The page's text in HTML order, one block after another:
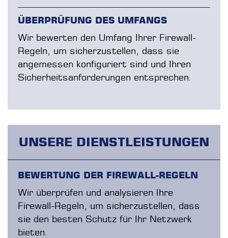
ÜBERPRÜFUNG DES UMFANGS
Wir bewerten den Umfang Ihrer Firewall-
Regeln, um sicherzustellen, dass sie
angemessen konfiguriert sind und Ihren
Sicherheitsanforderungen entsprechen.
UNSERE DIENSTLEISTUNGEN
BEWERTUNG DER FIREWALL-REGELN
Wir überprüfen und analysieren Ihre
Firewall-Regeln, um sicherzustellen, dass
sie den besten Schutz für Ihr Netzwerk
bieten.